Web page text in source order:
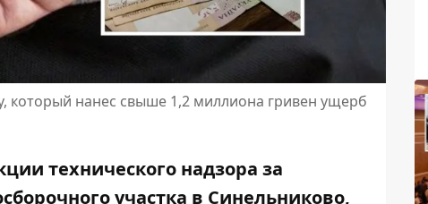
нанес свыше 1,2 миллиона гривен ущерб
технического надзора за
участка в Синельниково,